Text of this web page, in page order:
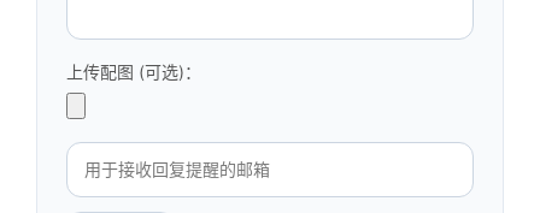
上传配图 (可选)：